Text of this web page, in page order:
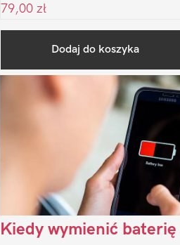
79,00 zł
Dodaj do koszyka
Kiedy wymienić baterię